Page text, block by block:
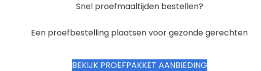
Snel proefmaaltijden bestellen?
Een proefbestelling plaatsen voor gezonde gerechten
BEKIJK PROEFPAKKET AANBIEDING